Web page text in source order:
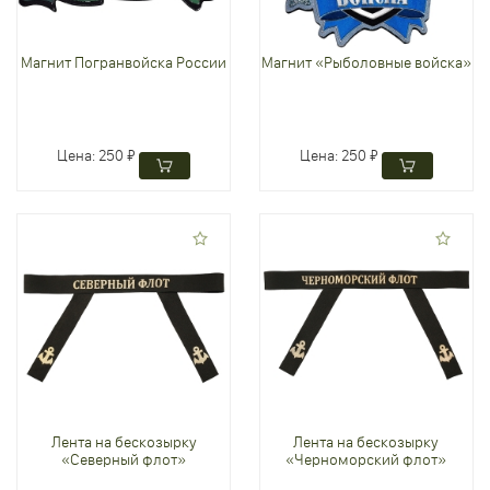
Магнит Погранвойска России
Цена: 250 ₽
Магнит «Рыболовные войска»
Цена: 250 ₽
Лента на бескозырку
«Северный флот»
Лента на бескозырку
«Черноморский флот»